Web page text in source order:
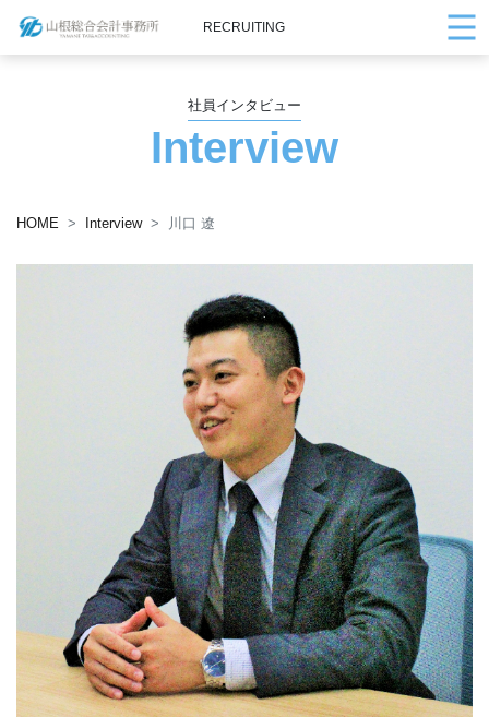
RECRUITING
社員インタビュー
Interview
HOME Interview 川口 遼